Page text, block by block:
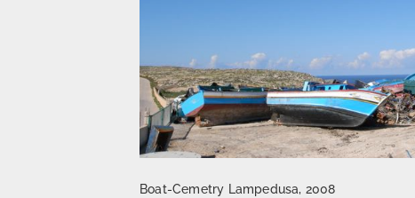
Boat-Cemetry Lampedusa, 2008